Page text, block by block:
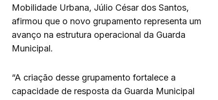
Mobilidade Urbana, Júlio César dos Santos,
afirmou que o novo grupamento representa um
avanço na estrutura operacional da Guarda
Municipal.
“A criação desse grupamento fortalece a
capacidade de resposta da Guarda Municipal